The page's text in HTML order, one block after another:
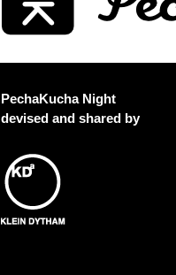
PechaKucha Night
devised and shared by